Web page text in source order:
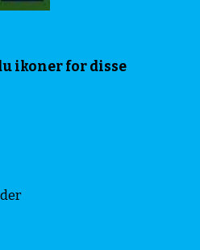
ikoner for disse